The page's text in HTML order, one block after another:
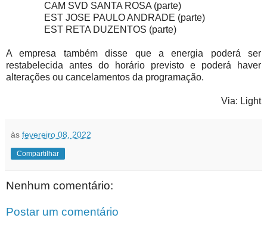
CAM SVD SANTA ROSA (parte)
EST JOSE PAULO ANDRADE (parte)
EST RETA DUZENTOS (parte)
A empresa também disse que a energia poderá ser
restabelecida antes do horário previsto e poderá haver
alterações ou cancelamentos da programação.
Via: Light
às fevereiro 08, 2022
Compartilhar
Nenhum comentário:
Postar um comentário